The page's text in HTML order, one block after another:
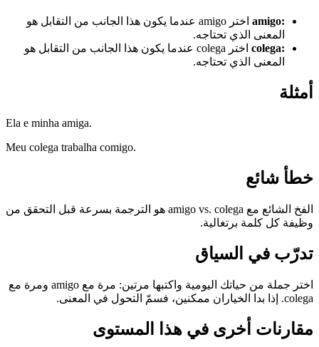
amigo:
اختر amigo عندما يكون هذا الجانب من التقابل هو
المعنى الذي تحتاجه.
colega:
اختر colega عندما يكون هذا الجانب من التقابل هو
المعنى الذي تحتاجه.
أمثلة
Ela e minha amiga.
Meu colega trabalha comigo.
خطأ شائع
الفخ الشائع مع amigo vs. colega هو الترجمة بسرعة قبل التحقق من
وظيفة كل كلمة برتغالية.
تدرّب في السياق
اختر جملة من حياتك اليومية واكتبها مرتين: مرة مع amigo ومرة مع
colega. إذا بدا الخياران ممكنين، فسمّ التحول في المعنى.
مقارنات أخرى في هذا المستوى